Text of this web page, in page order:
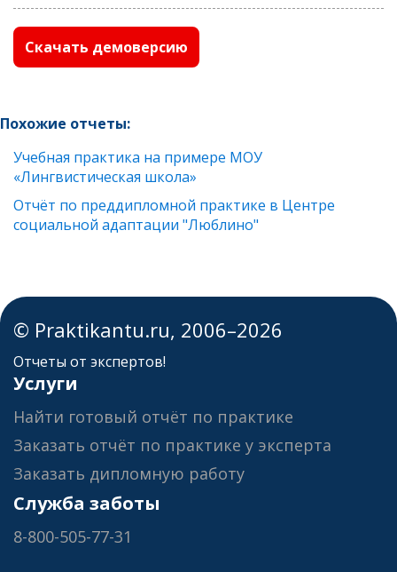
Скачать демоверсию
Похожие отчеты:
Учебная практика на примере МОУ
«Лингвистическая школа»
Отчёт по преддипломной практике в Центре
социальной адаптации "Люблино"
© Praktikantu.ru, 2006–2026
Отчеты от экспертов!
Услуги
Найти готовый отчёт по практике
Заказать отчёт по практике у эксперта
Заказать дипломную работу
Служба заботы
8-800-505-77-31